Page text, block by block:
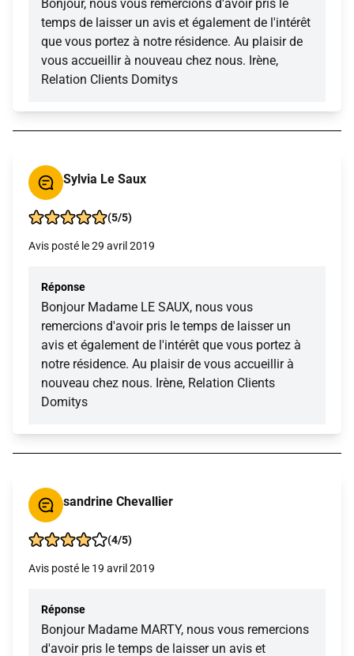
Bonjour, nous vous remercions d'avoir pris le
temps de laisser un avis et également de l'intérêt
que vous portez à notre résidence. Au plaisir de
vous accueillir à nouveau chez nous. Irène,
Relation Clients Domitys
Sylvia Le Saux
(5/5)
Avis posté le 29 avril 2019
Réponse
Bonjour Madame LE SAUX, nous vous
remercions d'avoir pris le temps de laisser un
avis et également de l'intérêt que vous portez à
notre résidence. Au plaisir de vous accueillir à
nouveau chez nous. Irène, Relation Clients
Domitys
sandrine Chevallier
(4/5)
Avis posté le 19 avril 2019
Réponse
Bonjour Madame MARTY, nous vous remercions
d'avoir pris le temps de laisser un avis et